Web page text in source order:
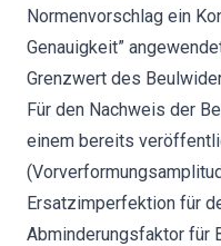
Normenvorschlag ein
Genauigkeit”
Grenzwert des
Für den Nachweis der
einem bereits
Ersatzimperfektion für
Abminderungsfaktor für